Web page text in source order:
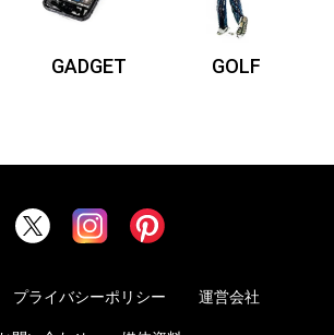
GADGET GOLF
プライバシーポリシー 運営会社